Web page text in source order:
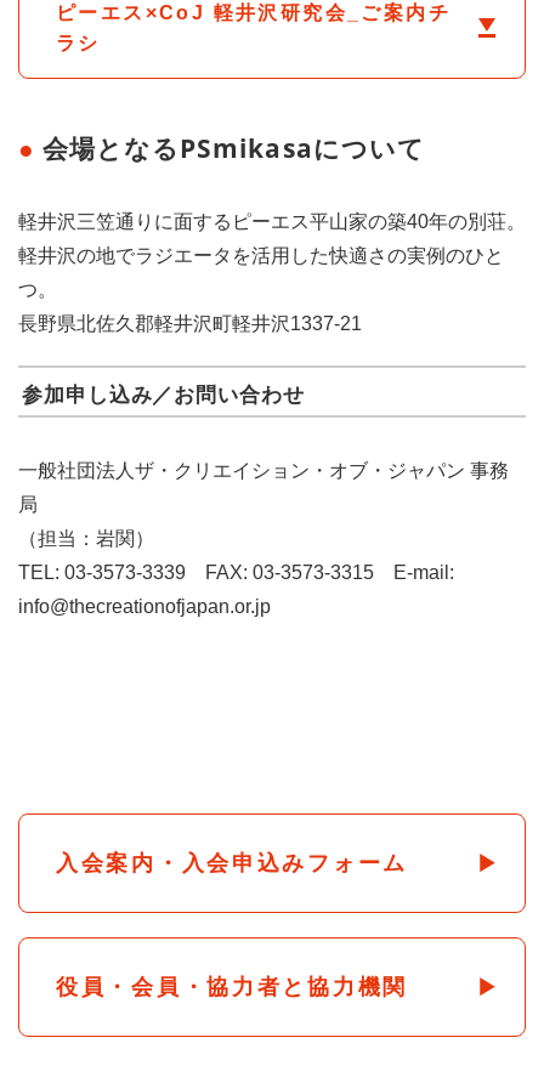
ピーエス×CoJ 軽井沢研究会_ご案内チ
ラシ
会場となるPSmikasaについて
軽井沢三笠通りに面するピーエス平山家の築40年の別荘。
軽井沢の地でラジエータを活用した快適さの実例のひと
つ。
長野県北佐久郡軽井沢町軽井沢1337-21
参加申し込み／お問い合わせ
一般社団法人ザ・クリエイション・オブ・ジャパン 事務
局
（担当：岩関）
TEL: 03-3573-3339 FAX: 03-3573-3315 E-mail:
info@thecreationofjapan.or.jp
入会案内・入会申込みフォーム
役員・会員・協力者と協力機関